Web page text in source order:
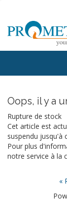
Oops, il y a
Rupture de stock
Cet article est
suspendu jusqu'à
Pour plus
notre service à la
«